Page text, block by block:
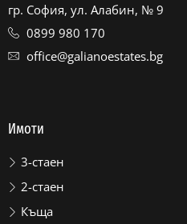
гр. София, ул. Алабин, № 9
0899 980 170
office@galianoestates.bg
Имоти
3-стаен
2-стаен
Къща